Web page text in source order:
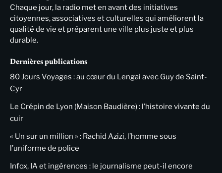
Chaque jour, la radio met en avant des initiatives
citoyennes, associatives et culturelles qui améliorent la
qualité de vie et préparent une ville plus juste et plus
durable.
Dernières publications
80 Jours Voyages : au cœur du Lengai avec Guy de Saint-
Cyr
Le Crépin de Lyon (Maison Baudière) : l’histoire vivante du
cuir
« Un sur un million » : Rachid Azizi, l’homme sous
l’uniforme de police
Infox, IA et ingérences : le journalisme peut-il encore